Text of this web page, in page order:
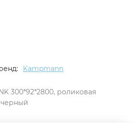
Kampmann
300*92*2800, роликовая